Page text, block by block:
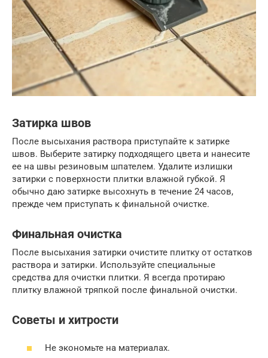
Затирка швов
После высыхания раствора приступайте к затирке
швов. Выберите затирку подходящего цвета и нанесите
ее на швы резиновым шпателем. Удалите излишки
затирки с поверхности плитки влажной губкой. Я
обычно даю затирке высохнуть в течение 24 часов,
прежде чем приступать к финальной очистке.
Финальная очистка
После высыхания затирки очистите плитку от остатков
раствора и затирки. Используйте специальные
средства для очистки плитки. Я всегда протираю
плитку влажной тряпкой после финальной очистки.
Советы и хитрости
Не экономьте на материалах.